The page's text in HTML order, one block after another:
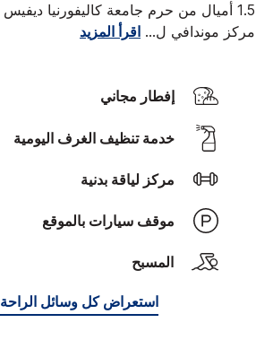
مركز موندافي ل... اقرأ المزيد
إفطار مجاني
خدمة تنظيف الغرف اليومية
مركز لياقة بدنية
موقف سيارات بالموقع
المسبح
استعراض كل وسائل الراحة